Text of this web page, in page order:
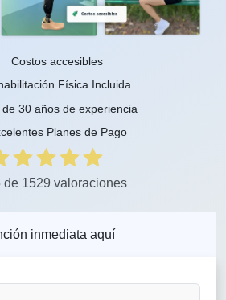
Costos accesibles
Física Incluida
de 30 años de experiencia
Planes de Pago
1529 valoraciones
inmediata aquí